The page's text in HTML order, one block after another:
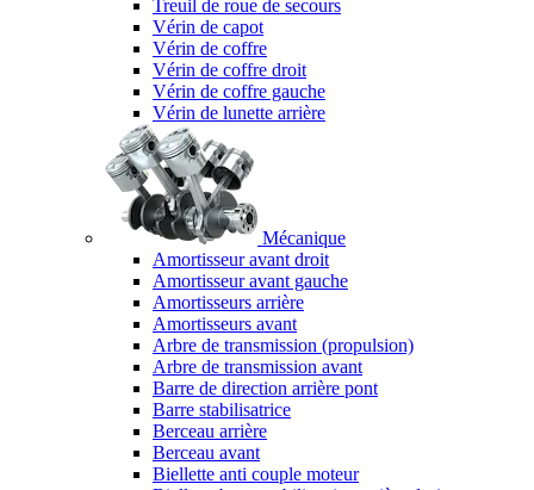
Treuil de roue de secours
Vérin de capot
Vérin de coffre
Vérin de coffre droit
Vérin de coffre gauche
Vérin de lunette arrière
Mécanique
Amortisseur avant droit
Amortisseur avant gauche
Amortisseurs arrière
Amortisseurs avant
Arbre de transmission (propulsion)
Arbre de transmission avant
Barre de direction arrière pont
Barre stabilisatrice
Berceau arrière
Berceau avant
Biellette anti couple moteur